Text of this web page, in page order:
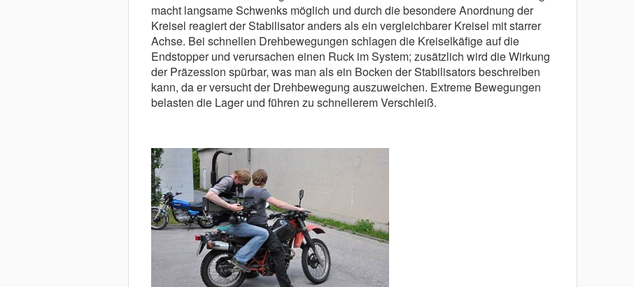
macht langsame Schwenks möglich und durch die besondere Anordnung der
Kreisel reagiert der Stabilisator anders als ein vergleichbarer Kreisel mit starrer
Achse. Bei schnellen Dreh­bewegungen schlagen die Kreiselkäfige auf die
Endstopper und verursachen einen Ruck im System; zusätzlich wird die Wirkung
der Präzession spürbar, was man als ein Bocken der Stabilisators beschreiben
kann, da er versucht der Drehbewegung auszuweichen. Extreme Bewegungen
belasten die Lager und fü̈hren zu schnellerem Verschleiß.